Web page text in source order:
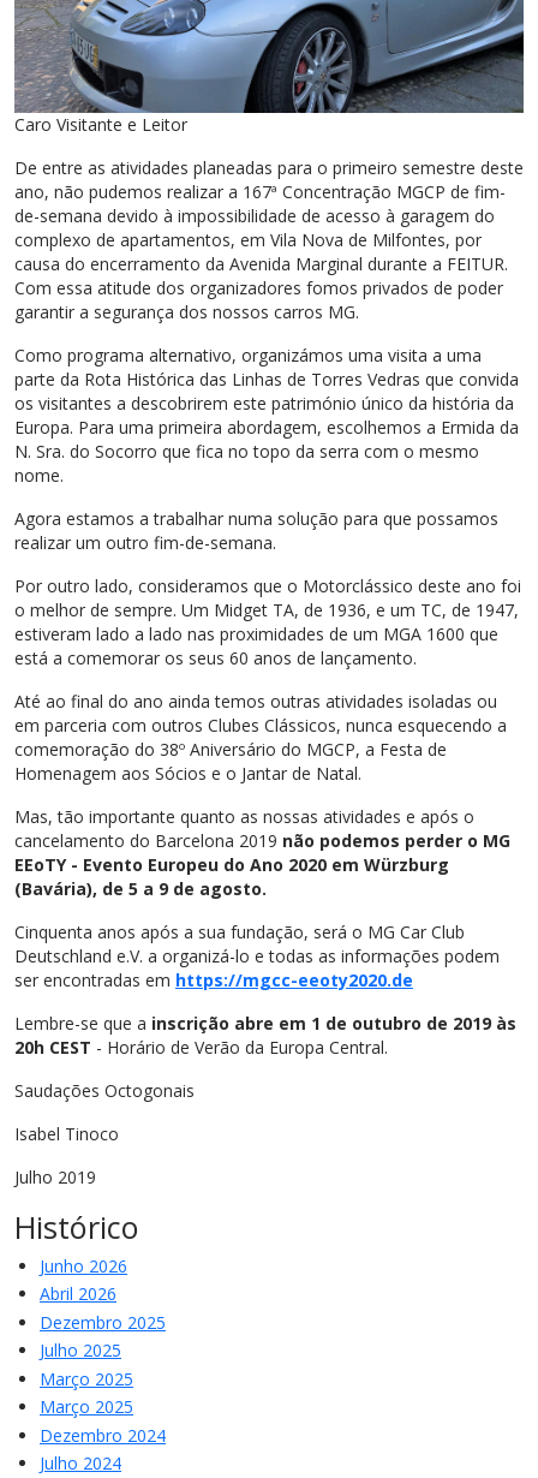
Caro Visitante e Leitor
De entre as atividades planeadas para o primeiro semestre deste
ano, não pudemos realizar a 167ª Concentração MGCP de fim-
de-semana devido à impossibilidade de acesso à garagem do
complexo de apartamentos, em Vila Nova de Milfontes, por
causa do encerramento da Avenida Marginal durante a FEITUR.
Com essa atitude dos organizadores fomos privados de poder
garantir a segurança dos nossos carros MG.
Como programa alternativo, organizámos uma visita a uma
parte da Rota Histórica das Linhas de Torres Vedras que convida
os visitantes a descobrirem este património único da história da
Europa. Para uma primeira abordagem, escolhemos a Ermida da
N. Sra. do Socorro que fica no topo da serra com o mesmo
nome.
Agora estamos a trabalhar numa solução para que possamos
realizar um outro fim-de-semana.
Por outro lado, consideramos que o Motorclássico deste ano foi
o melhor de sempre. Um Midget TA, de 1936, e um TC, de 1947,
estiveram lado a lado nas proximidades de um MGA 1600 que
está a comemorar os seus 60 anos de lançamento.
Até ao final do ano ainda temos outras atividades isoladas ou
em parceria com outros Clubes Clássicos, nunca esquecendo a
comemoração do 38º Aniversário do MGCP, a Festa de
Homenagem aos Sócios e o Jantar de Natal.
Mas, tão importante quanto as nossas atividades e após o
cancelamento do Barcelona 2019 não podemos perder o MG
EEoTY - Evento Europeu do Ano 2020 em Würzburg
(Bavária), de 5 a 9 de agosto.
Cinquenta anos após a sua fundação, será o MG Car Club
Deutschland e.V. a organizá-lo e todas as informações podem
ser encontradas em https://mgcc-eeoty2020.de
Lembre-se que a inscrição abre em 1 de outubro de 2019 às
20h CEST - Horário de Verão da Europa Central.
Saudações Octogonais
Isabel Tinoco
Julho 2019
Histórico
Junho 2026
Abril 2026
Dezembro 2025
Julho 2025
Março 2025
Março 2025
Dezembro 2024
Julho 2024